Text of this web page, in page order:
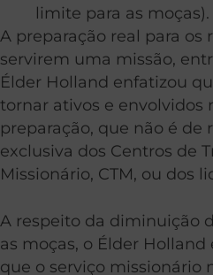
limite para as moças).
A preparação real para os
servirem uma missão,
Élder Holland enfatizou
tornar ativos e envolvidos
preparação, que não é de
exclusiva dos Centros de
Missionário, CTM, ou dos
A respeito da diminuição
as moças, o Élder
que o serviço missionário